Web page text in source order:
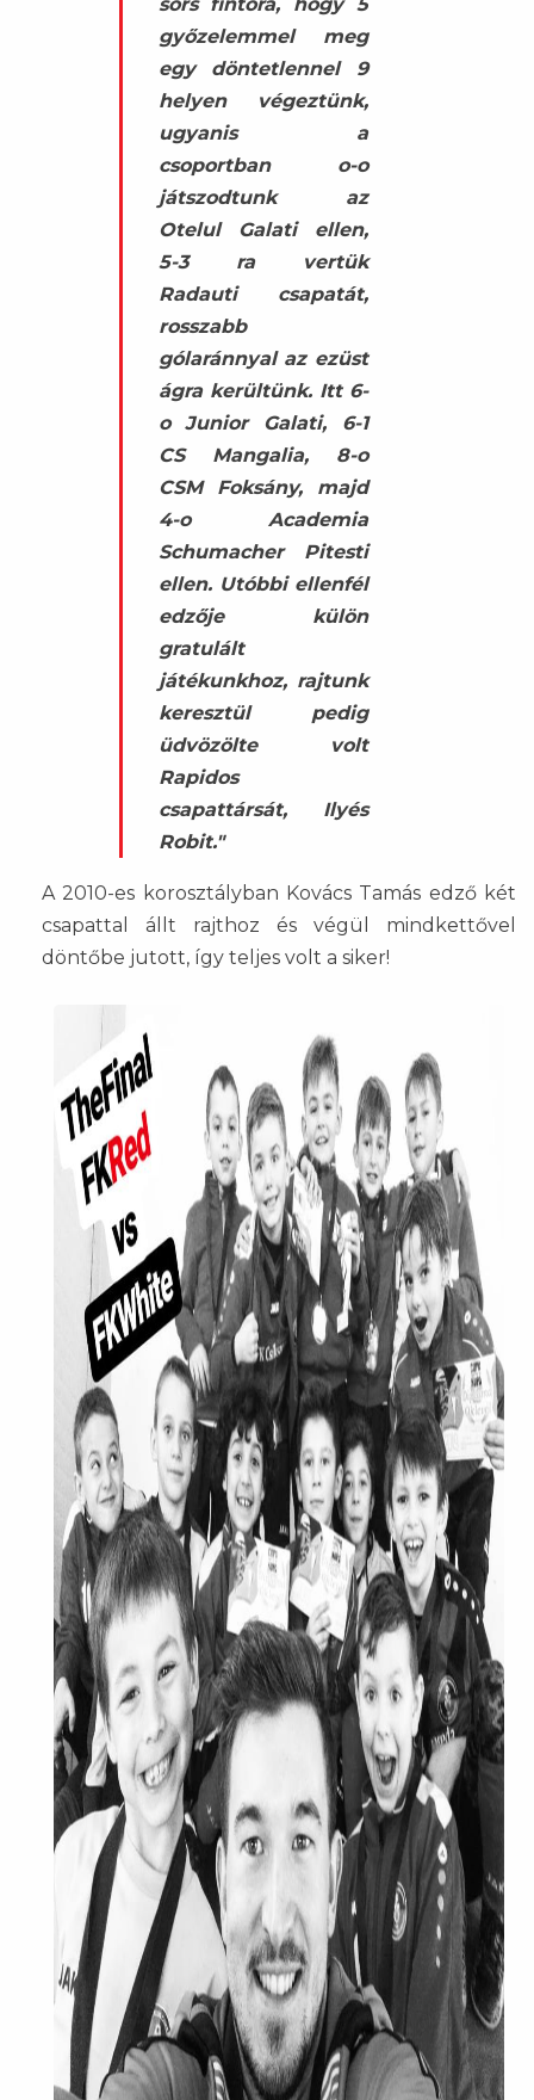
győzelemmel meg
egy döntetlennel 9
helyen végeztünk,
ugyanis a
csoportban o-o
játszodtunk az
Otelul Galati ellen,
5-3 ra vertük
Radauti csapatát,
rosszabb
gólaránnyal az ezüst
ágra kerültünk. Itt 6-
o Junior Galati, 6-1
CS Mangalia, 8-o
CSM Foksány, majd
4-o Academia
Schumacher Pitesti
ellen. Utóbbi ellenfél
edzője külön
gratulált
játékunkhoz, rajtunk
keresztül pedig
üdvözölte volt
Rapidos
csapattársát, Ilyés
Robit."
A 2010-es korosztályban Kovács Tamás edző két
csapattal állt rajthoz és végül mindkettővel
döntőbe jutott, így teljes volt a siker!